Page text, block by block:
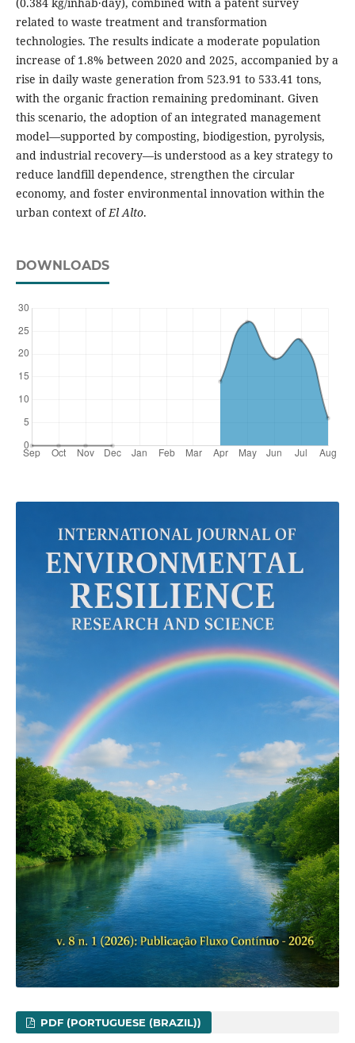
related to waste treatment and transformation
technologies. The results indicate a moderate population
increase of 1.8% between 2020 and 2025, accompanied by a
rise in daily waste generation from 523.91 to 533.41 tons,
with the organic fraction remaining predominant. Given
this scenario, the adoption of an integrated management
model—supported by composting, biodigestion, pyrolysis,
and industrial recovery—is understood as a key strategy to
reduce landfill dependence, strengthen the circular
economy, and foster environmental innovation within the
urban context of El Alto.
DOWNLOADS
PDF (PORTUGUESE (BRAZIL))